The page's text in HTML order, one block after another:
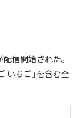
信開始された。
いちご」を含む全